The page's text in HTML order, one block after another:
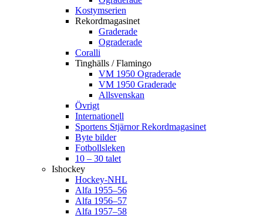
Kostymserien
Rekordmagasinet
Graderade
Ograderade
Coralli
Tinghälls / Flamingo
VM 1950 Ograderade
VM 1950 Graderade
Allsvenskan
Övrigt
Internationell
Sportens Stjärnor Rekordmagasinet
Byte bilder
Fotbollsleken
10 – 30 talet
Ishockey
Hockey-NHL
Alfa 1955–56
Alfa 1956–57
Alfa 1957–58